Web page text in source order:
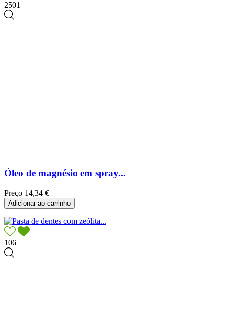
2501
Óleo de magnésio em spray...
Preço 14,34 €
Adicionar ao carrinho
106